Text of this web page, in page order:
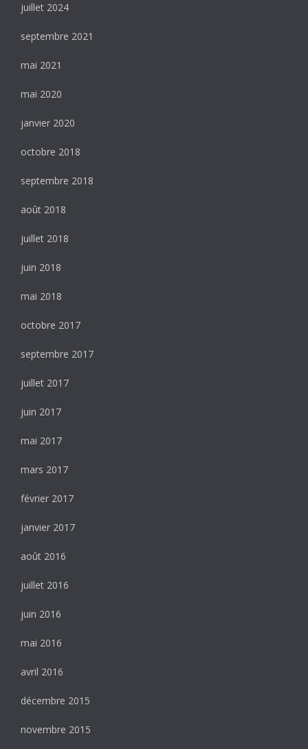
juillet 2024
septembre 2021
mai 2021
mai 2020
janvier 2020
octobre 2018
septembre 2018
août 2018
juillet 2018
juin 2018
mai 2018
octobre 2017
septembre 2017
juillet 2017
juin 2017
mai 2017
mars 2017
février 2017
janvier 2017
août 2016
juillet 2016
juin 2016
mai 2016
avril 2016
décembre 2015
novembre 2015